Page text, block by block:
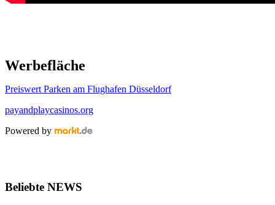
Werbefläche
Preiswert Parken am Flughafen Düsseldorf
payandplaycasinos.org
Powered by
Beliebte NEWS